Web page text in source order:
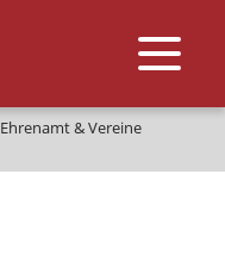
Ehrenamt & Vereine